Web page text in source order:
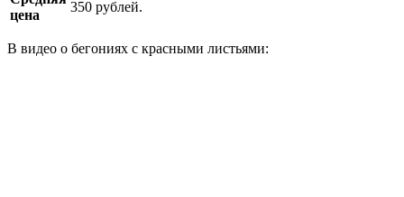
цена
350 рублей.
В видео о бегониях с красными листьями: